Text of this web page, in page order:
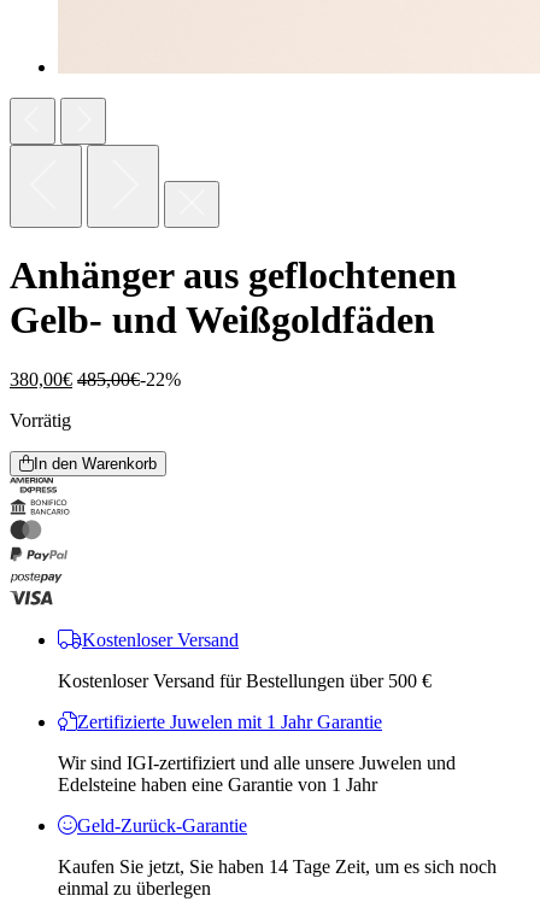
Anhänger aus geflochtenen
Gelb- und Weißgoldfäden
380,00€ 485,00€-22%
Vorrätig
In den Warenkorb
Kostenloser Versand
Kostenloser Versand für Bestellungen über 500 €
Zertifizierte Juwelen mit 1 Jahr Garantie
Wir sind IGI-zertifiziert und alle unsere Juwelen und
Edelsteine ​​haben eine Garantie von 1 Jahr
Geld-Zurück-Garantie
Kaufen Sie jetzt, Sie haben 14 Tage Zeit, um es sich noch
einmal zu überlegen